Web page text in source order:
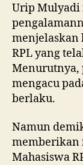
Urip Mulyadi
menjelaskan
RPL yang
Menurutnya,
mengacu
berlaku.
Namun
memberikan
Mahasiswa